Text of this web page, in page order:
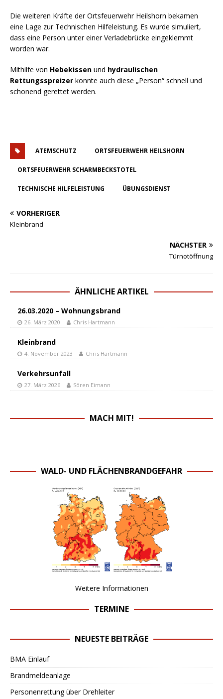
Die weiteren Kräfte der Ortsfeuerwehr Heilshorn bekamen
eine Lage zur Technischen Hilfeleistung. Es wurde simuliert,
dass eine Person unter einer Verladebrücke eingeklemmt
worden war.
Mithilfe von Hebekissen und hydraulischen
Rettungsspreizer konnte auch diese „Person“ schnell und
schonend gerettet werden.
ATEMSCHUTZ ORTSFEUERWEHR HEILSHORN
ORTSFEUERWEHR SCHARMBECKSTOTEL
TECHNISCHE HILFELEISTUNG ÜBUNGSDIENST
VORHERIGER
Kleinbrand
NÄCHSTER
Türnotöffnung
ÄHNLICHE ARTIKEL
26.03.2020 – Wohnungsbrand
26. März 2020 Chris Hartmann
Kleinbrand
4. November 2023 Chris Hartmann
Verkehrsunfall
27. März 2026 Sören Eimann
MACH MIT!
WALD- UND FLÄCHENBRANDGEFAHR
Weitere Informationen
TERMINE
NEUESTE BEITRÄGE
BMA Einlauf
Brandmeldeanlage
Personenrettung über Drehleiter